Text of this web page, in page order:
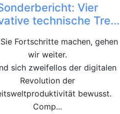
Vier
technische Tre...
Fortschritte machen, gehen
wir weiter.
sich zweifellos der digitalen
Revolution der
bewusst.
Comp...